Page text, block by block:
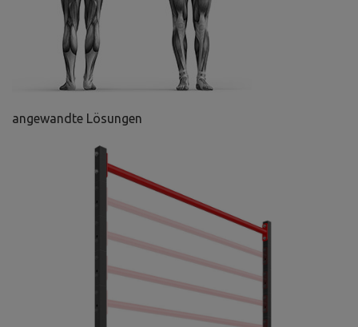
angewandte Lösungen